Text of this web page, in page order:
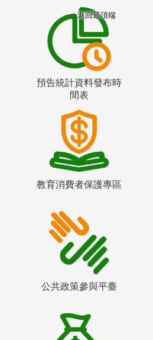
預告統計資料發布時
間表
教育消費者保護專區
公共政策參與平臺
返回最頂端